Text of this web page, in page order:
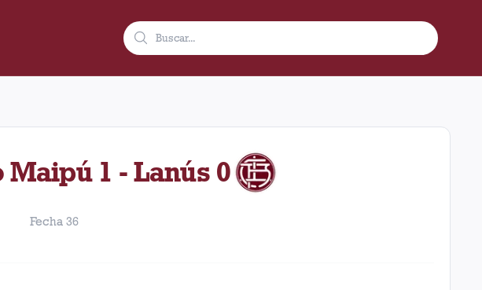
15 de abril de 1989 como visitante en el estadio Deportivo Morón (Argentina).
1 - Lanús 0
Fecha 36